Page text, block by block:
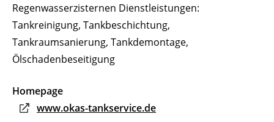
Regenwasserzisternen Dienstleistungen:
Tankreinigung, Tankbeschichtung,
Tankraumsanierung, Tankdemontage,
Ölschadenbeseitigung
Homepage
www.okas-tankservice.de